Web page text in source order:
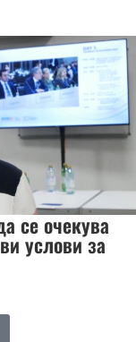
се очекува
услови за